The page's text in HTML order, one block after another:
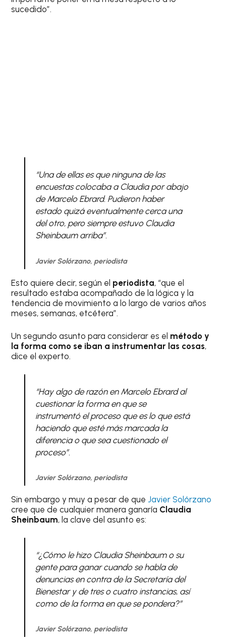
sucedido”.
“Una de ellas es que ninguna de las
encuestas colocaba a Claudia por abajo
de Marcelo Ebrard. Pudieron haber
estado quizá eventualmente cerca una
del otro, pero siempre estuvo Claudia
Sheinbaum arriba”.
Javier Solórzano, periodista
Esto quiere decir, según el periodista, “que el
resultado estaba acompañado de la lógica y la
tendencia de movimiento a lo largo de varios años
meses, semanas, etcétera”.
Un segundo asunto para considerar es el método y
la forma como se iban a instrumentar las cosas,
dice el experto.
“Hay algo de razón en Marcelo Ebrard al
cuestionar la forma en que se
instrumentó el proceso que es lo que está
haciendo que esté más marcada la
diferencia o que sea cuestionado el
proceso”.
Javier Solórzano, periodista
Sin embargo y muy a pesar de queJavier Solórzano
cree que de cualquier manera ganaría Claudia
Sheinbaum, la clave del asunto es:
“¿Cómo le hizo Claudia Sheinbaum o su
gente para ganar cuando se habla de
denuncias en contra de la Secretaría del
Bienestar y de tres o cuatro instancias, así
como de la forma en que se pondera?”
Javier Solórzano, periodista